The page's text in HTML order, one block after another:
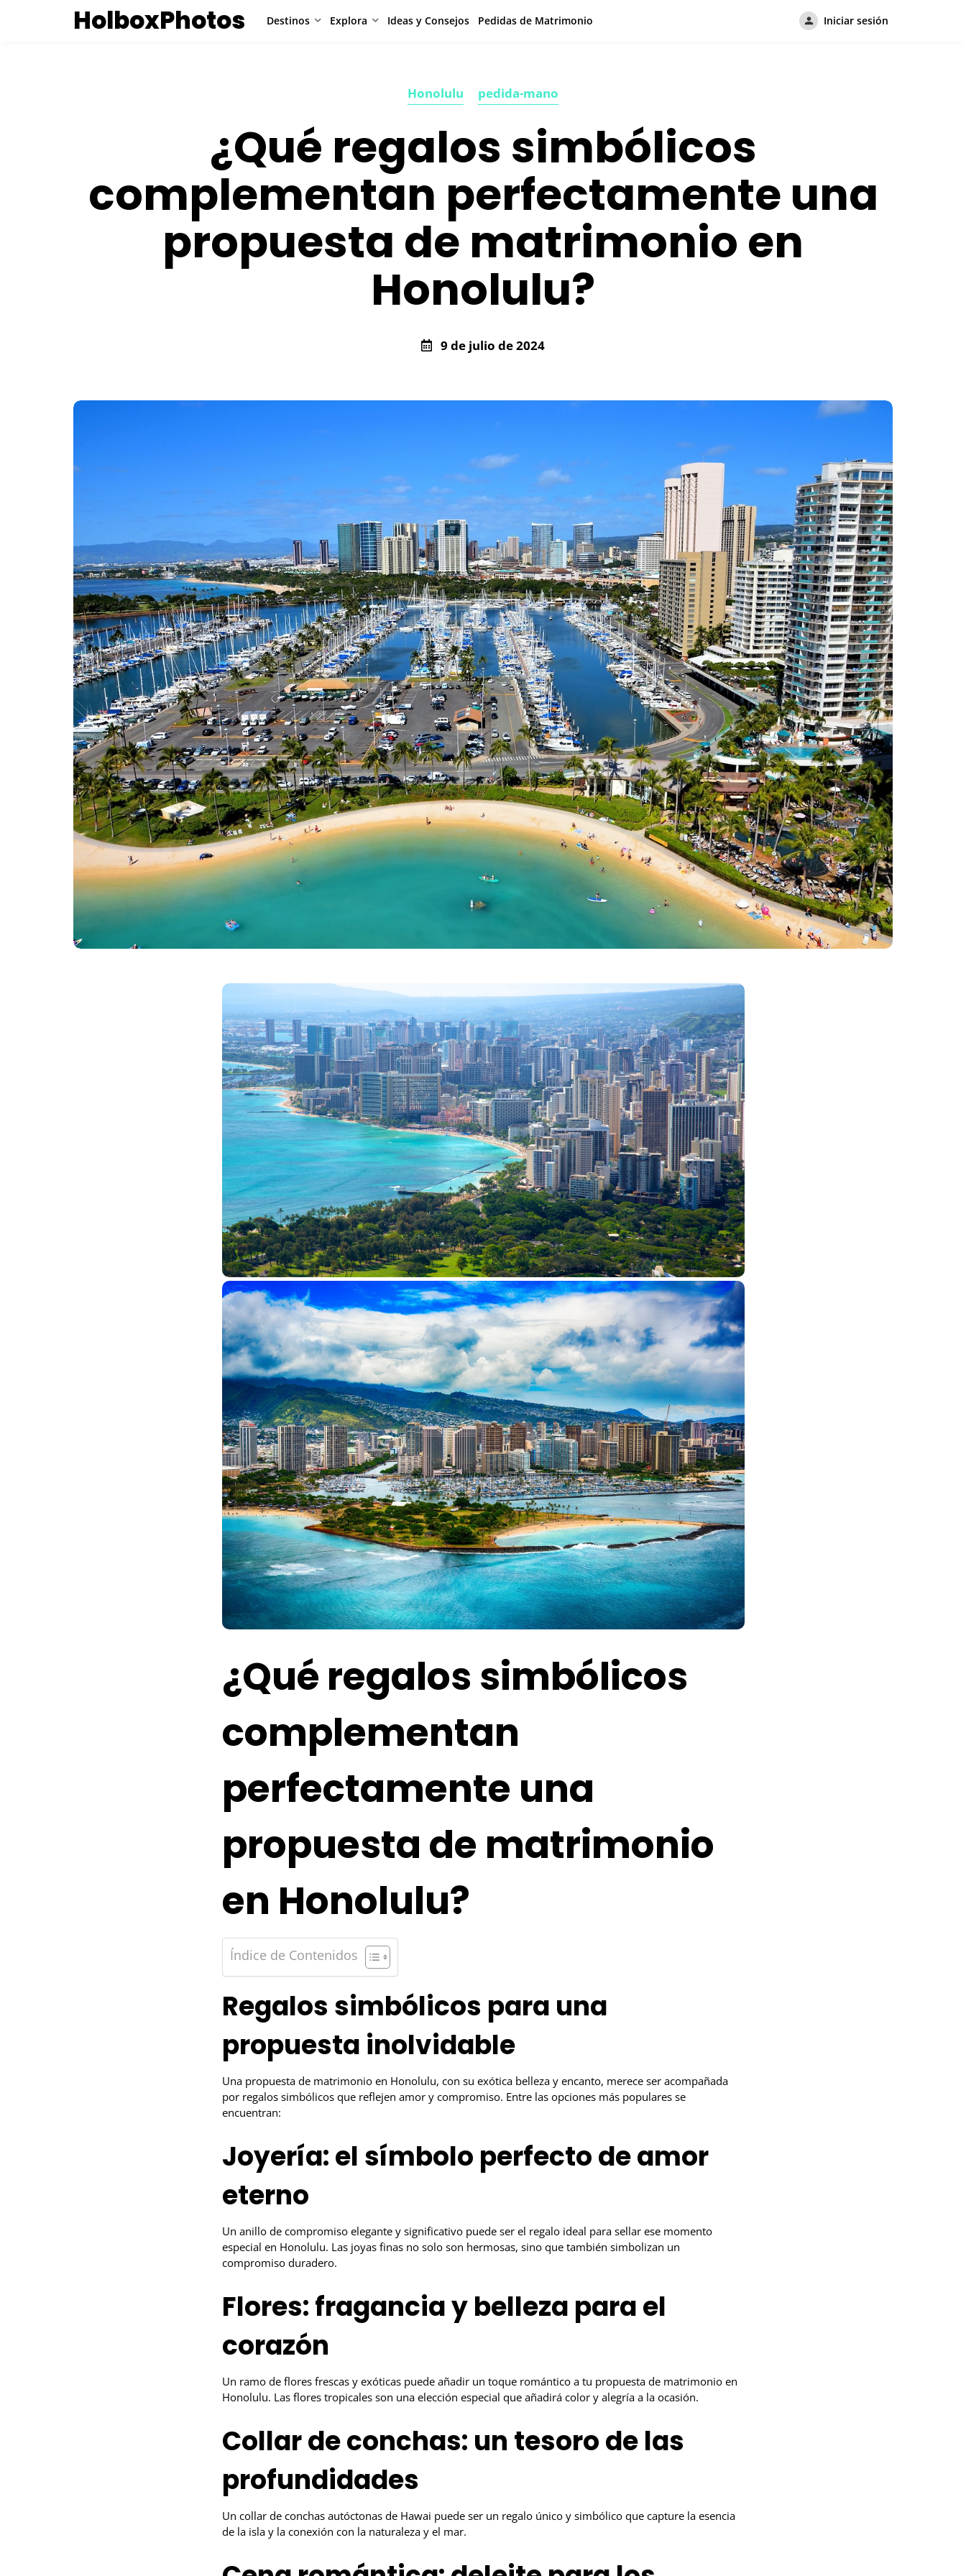
HolboxPhotos Destinos Explora Ideas y Consejos Pedidas de Matrimonio Iniciar sesión
Honolulu pedida-mano
¿Qué regalos simbólicos
complementan perfectamente una
propuesta de matrimonio en
Honolulu?
9 de julio de 2024
¿Qué regalos simbólicos
complementan
perfectamente una
propuesta de matrimonio
en Honolulu?
Índice de Contenidos
Regalos simbólicos para una
propuesta inolvidable
Una propuesta de matrimonio en Honolulu, con su exótica belleza y encanto, merece ser acompañada
por regalos simbólicos que reflejen amor y compromiso. Entre las opciones más populares se
encuentran:
Joyería: el símbolo perfecto de amor
eterno
Un anillo de compromiso elegante y significativo puede ser el regalo ideal para sellar ese momento
especial en Honolulu. Las joyas finas no solo son hermosas, sino que también simbolizan un
compromiso duradero.
Flores: fragancia y belleza para el
corazón
Un ramo de flores frescas y exóticas puede añadir un toque romántico a tu propuesta de matrimonio en
Honolulu. Las flores tropicales son una elección especial que añadirá color y alegría a la ocasión.
Collar de conchas: un tesoro de las
profundidades
Un collar de conchas autóctonas de Hawai puede ser un regalo único y simbólico que capture la esencia
de la isla y la conexión con la naturaleza y el mar.